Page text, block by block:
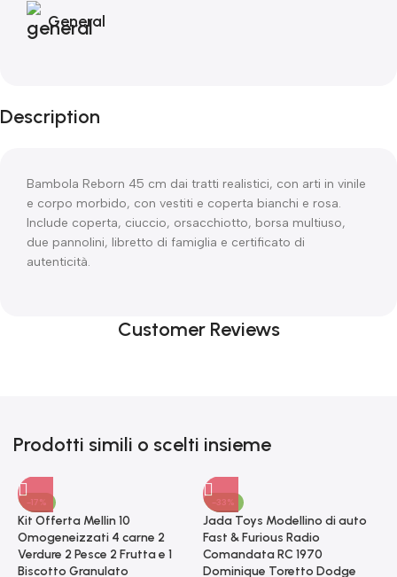
General
Description
Bambola Reborn 45 cm dai tratti realistici, con arti in vinile
e corpo morbido, con vestiti e coperta bianchi e rosa.
Include coperta, ciuccio, orsacchiotto, borsa multiuso,
due pannolini, libretto di famiglia e certificato di
autenticità.
Customer Reviews
Prodotti simili o scelti insieme
-17%
Kit Offerta Mellin 10
Omogeneizzati 4 carne 2
Verdure 2 Pesce 2 Frutta e 1
Biscotto Granulato
-33%
Jada Toys Modellino di auto
Fast & Furious Radio
Comandata RC 1970
Dominique Toretto Dodge